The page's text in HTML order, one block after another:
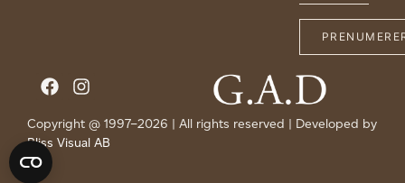
Copyright @ 1997–2026 | All rights reserved | Developed by
Bliss Visual AB